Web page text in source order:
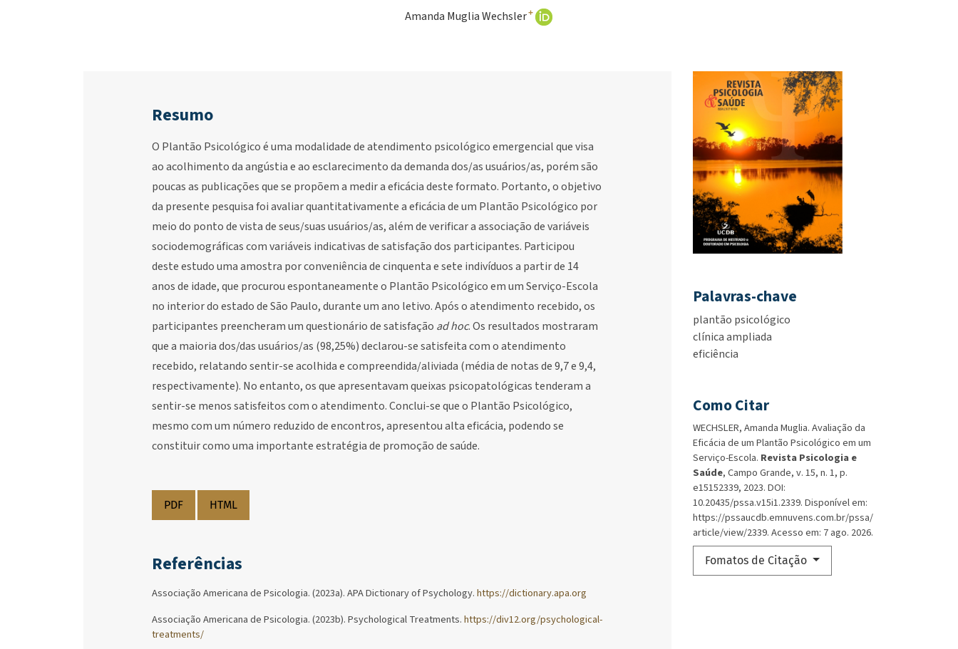
Amanda Muglia Wechsler+
Palavras-chave
plantão psicológico
clínica ampliada
eficiência
Como Citar
WECHSLER, Amanda Muglia. Avaliação da
Eficácia de um Plantão Psicológico em um
Serviço-Escola. Revista Psicologia e
Saúde, Campo Grande, v. 15, n. 1, p.
e15152339, 2023. DOI:
10.20435/pssa.v15i1.2339. Disponível em:
https://pssaucdb.emnuvens.com.br/pssa/
article/view/2339. Acesso em: 7 ago. 2026.
Fomatos de Citação
Resumo
O Plantão Psicológico é uma modalidade de atendimento psicológico emergencial que visa
ao acolhimento da angústia e ao esclarecimento da demanda dos/as usuários/as, porém são
poucas as publicações que se propõem a medir a eficácia deste formato. Portanto, o objetivo
da presente pesquisa foi avaliar quantitativamente a eficácia de um Plantão Psicológico por
meio do ponto de vista de seus/suas usuários/as, além de verificar a associação de variáveis
sociodemográficas com variáveis indicativas de satisfação dos participantes. Participou
deste estudo uma amostra por conveniência de cinquenta e sete indivíduos a partir de 14
anos de idade, que procurou espontaneamente o Plantão Psicológico em um Serviço-Escola
no interior do estado de São Paulo, durante um ano letivo. Após o atendimento recebido, os
participantes preencheram um questionário de satisfação ad hoc. Os resultados mostraram
que a maioria dos/das usuários/as (98,25%) declarou-se satisfeita com o atendimento
recebido, relatando sentir-se acolhida e compreendida/aliviada (média de notas de 9,7 e 9,4,
respectivamente). No entanto, os que apresentavam queixas psicopatológicas tenderam a
sentir-se menos satisfeitos com o atendimento. Conclui-se que o Plantão Psicológico,
mesmo com um número reduzido de encontros, apresentou alta eficácia, podendo se
constituir como uma importante estratégia de promoção de saúde.
PDF HTML
Referências
Associação Americana de Psicologia. (2023a). APA Dictionary of Psychology.https://dictionary.apa.org
Associação Americana de Psicologia. (2023b). Psychological Treatments.https://div12.org/psychological-
treatments/